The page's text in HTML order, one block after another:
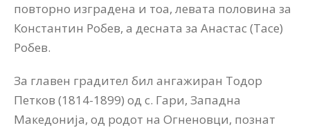
повторно изградена и тоа, левата половина за
Константин Робев, а десната за Анастас (Тасе)
Робев.
За главен градител бил ангажиран Тодор
Петков (1814-1899) од с. Гари, Западна
Македонија, од родот на Огненовци, познат